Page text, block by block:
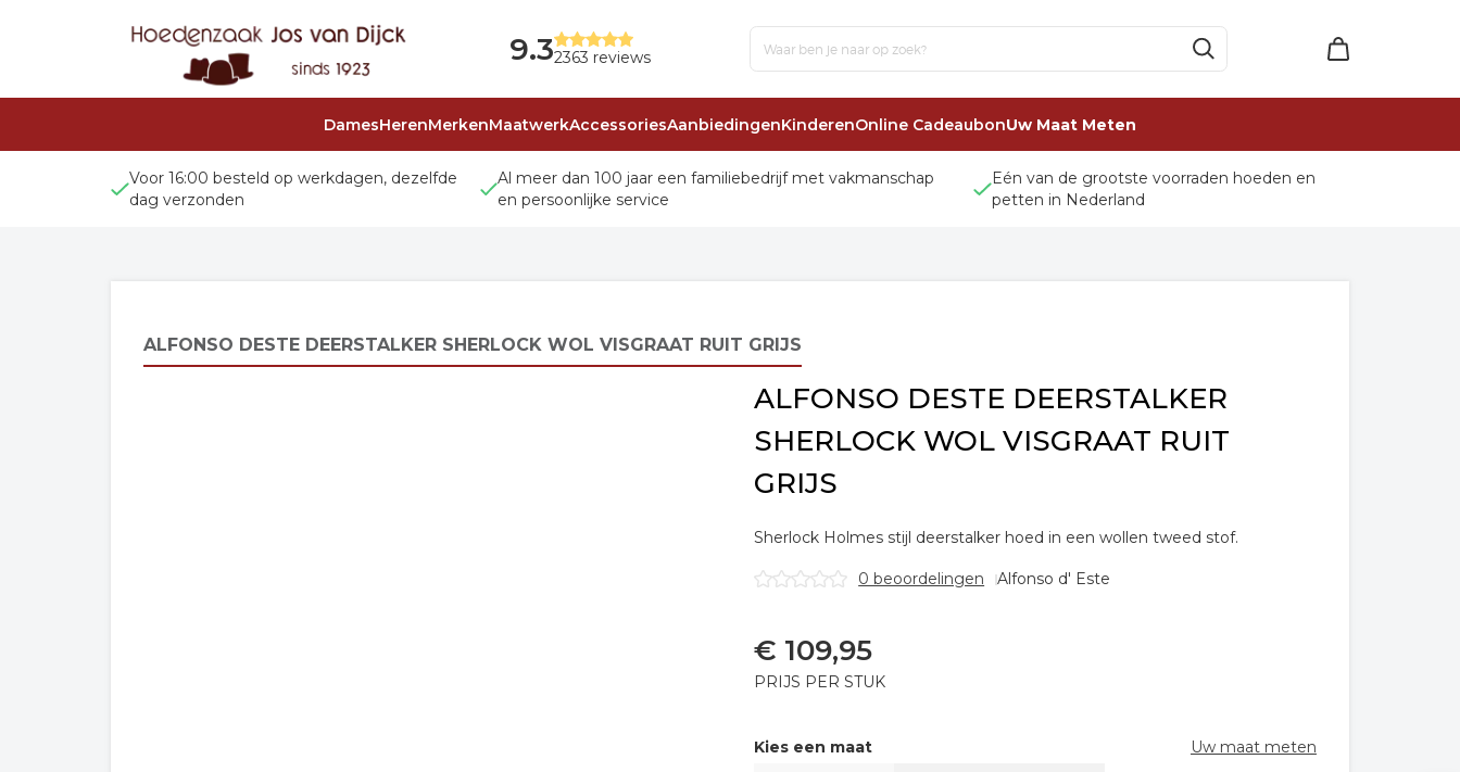
9.32363 reviews
DamesHerenMerkenMaatwerkAccessoriesAanbiedingenKinderenOnline CadeaubonUw Maat Meten
Voor 16:00 besteld op werkdagen, dezelfde
dag verzonden
Al meer dan 100 jaar een familiebedrijf met vakmanschap
en persoonlijke service
Eén van de grootste voorraden hoeden en
petten in Nederland
ALFONSO DESTE DEERSTALKER SHERLOCK WOL VISGRAAT RUIT GRIJS
ALFONSO DESTE DEERSTALKER
SHERLOCK WOL VISGRAAT RUIT
GRIJS
Sherlock Holmes stijl deerstalker hoed in een wollen tweed stof.
0 beoordelingen Alfonso d' Este
€ 109,95
PRIJS PER STUK
Kies een maat Uw maat meten